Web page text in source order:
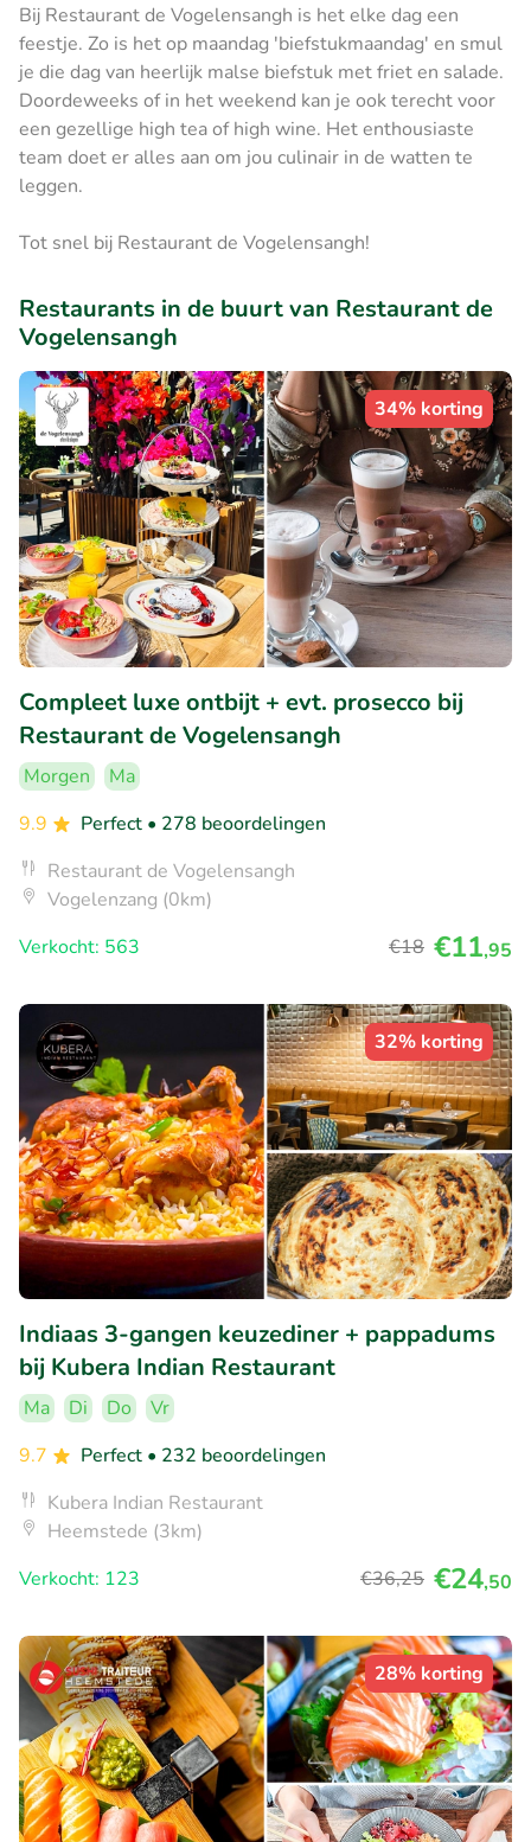
Bij Restaurant de Vogelensangh is het elke dag een
feestje. Zo is het op maandag 'biefstukmaandag' en smul
je die dag van heerlijk malse biefstuk met friet en salade.
Doordeweeks of in het weekend kan je ook terecht voor
een gezellige high tea of high wine. Het enthousiaste
team doet er alles aan om jou culinair in de watten te
leggen.
Tot snel bij Restaurant de Vogelensangh!
Restaurants in de buurt van Restaurant de
Vogelensangh
34% korting
Compleet luxe ontbijt + evt. prosecco bij
Restaurant de Vogelensangh
Morgen
Ma
9.9
Perfect • 278 beoordelingen
Restaurant de Vogelensangh
Vogelenzang (0km)
Verkocht: 563
€18 €11,95
32% korting
Indiaas 3-gangen keuzediner + pappadums
bij Kubera Indian Restaurant
Ma Di Do
Vr
9.7
Perfect • 232 beoordelingen
Kubera Indian Restaurant
Heemstede (3km)
Verkocht: 123
€36,25 €24,50
28% korting